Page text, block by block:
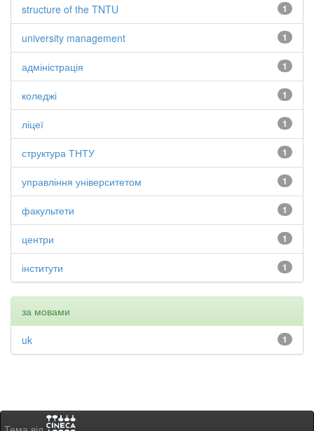
1
structure of the TNTU
1
university management
1
адміністрація
1
коледжі
1
ліцеї
1
структура ТНТУ
1
управління університетом
1
факультети
1
центри
1
інститути
за мовами
1
uk